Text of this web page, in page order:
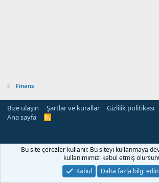
Finans
Bize ulaşın Şartlar ve kurallar Gizlilik politikası
Ana sayfa
R
Bu site çerezler kullanır. Bu siteyi kullanmaya
kullanımımızı kabul etmiş
Kabul
Daha fazla bilgi